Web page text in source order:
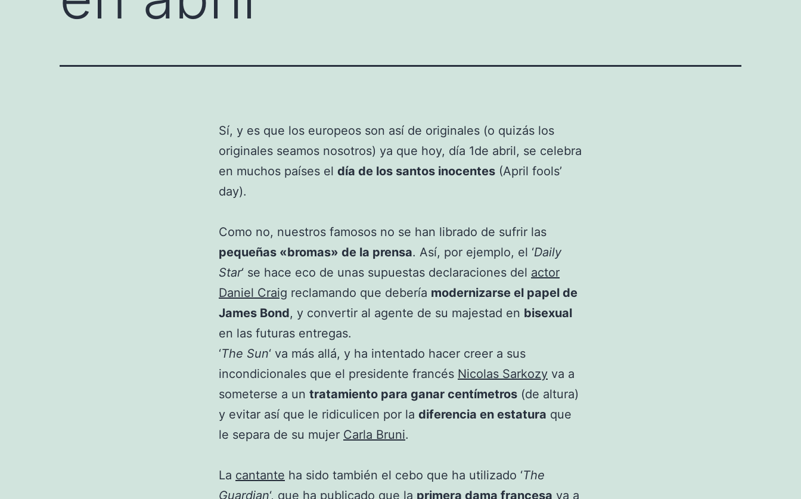
Sí, y es que los europeos son así de originales (o quizás los
originales seamos nosotros) ya que hoy, día 1de abril, se celebra
en muchos países el día de los santos inocentes (April fools’
day).
Como no, nuestros famosos no se han librado de sufrir las
pequeñas «bromas» de la prensa. Así, por ejemplo, el ‘Daily
Star‘ se hace eco de unas supuestas declaraciones del actor
Daniel Craig reclamando que debería modernizarse el papel de
James Bond, y convertir al agente de su majestad en bisexual
en las futuras entregas.
‘The Sun‘ va más allá, y ha intentado hacer creer a sus
incondicionales que el presidente francés Nicolas Sarkozy va a
someterse a un tratamiento para ganar centímetros (de altura)
y evitar así que le ridiculicen por la diferencia en estatura que
le separa de su mujer Carla Bruni.
La cantante ha sido también el cebo que ha utilizado ‘The
Guardian‘, que ha publicado que la primera dama francesa va a